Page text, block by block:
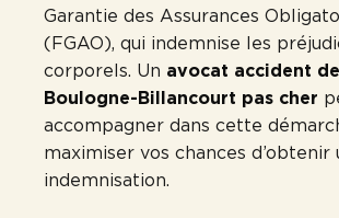
Garantie des Assurances
(FGAO), qui indemnise les
corporels. Un avocat accident
Boulogne-Billancourt pas cher
accompagner dans cette
maximiser vos chances d’obtenir
indemnisation.